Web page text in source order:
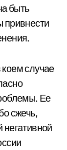
быть
привнести
случае
Ее
сжечь,
негативной